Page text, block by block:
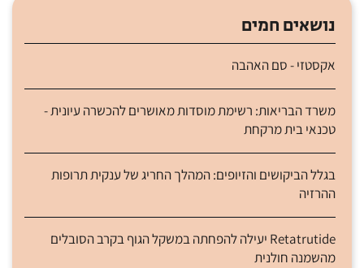
נושאים חמים
אקסטזי - סם האהבה
משרד הבריאות: רשימת מוסדות מאושרים להכשרה עיונית -
טכנאי בית מרקחת
בגלל הביקושים והזיופים: המהלך החריג של ענקית תרופות
ההרזיה
Retatrutide יעילה להפחתה במשקל הגוף בקרב הסובלים
מהשמנה חולנית